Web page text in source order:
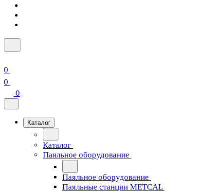
0
0
0
Каталог
Каталог
Паяльное оборудование
Паяльное оборудование
Паяльные станции METCAL